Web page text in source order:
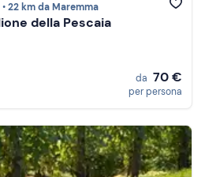
22 km da Maremma
della Pescaia
da 70 €
per persona